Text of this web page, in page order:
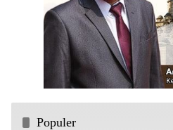
Populer